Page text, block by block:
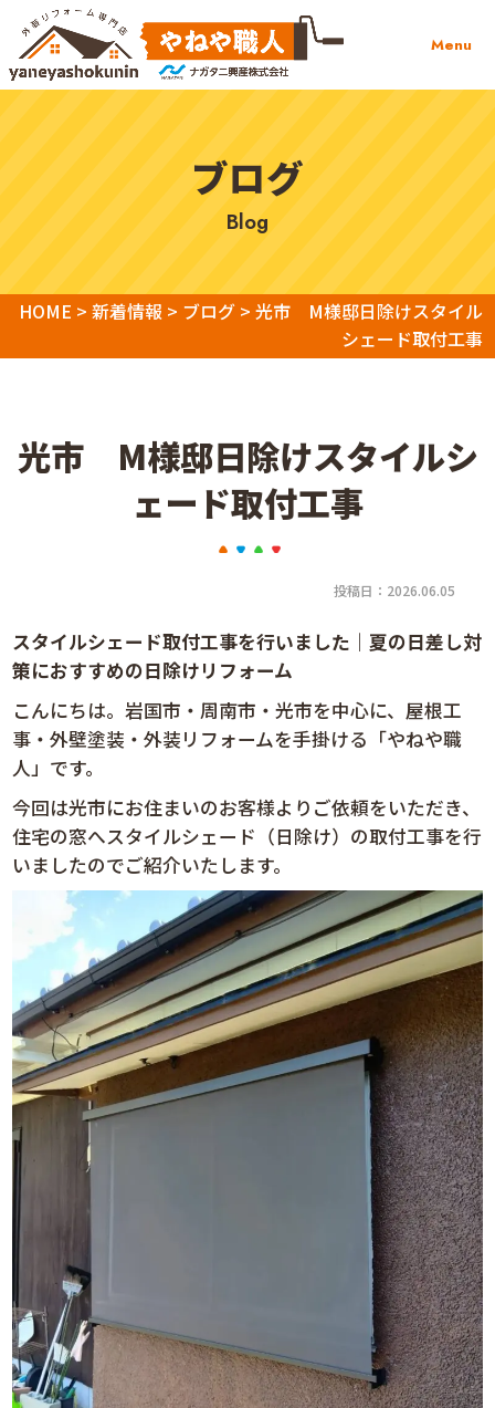
Menu
ブログ
blog
HOME > 新着情報> ブログ> 光市 M様邸日除けスタイル
シェード取付工事
光市 M様邸日除けスタイルシ
ェード取付工事
投稿日：2026.06.05
スタイルシェード取付工事を行いました｜夏の日差し対
策におすすめの日除けリフォーム
こんにちは。岩国市・周南市・光市を中心に、屋根工
事・外壁塗装・外装リフォームを手掛ける「やねや職
人」です。
今回は光市にお住まいのお客様よりご依頼をいただき、
住宅の窓へスタイルシェード（日除け）の取付工事を行
いましたのでご紹介いたします。